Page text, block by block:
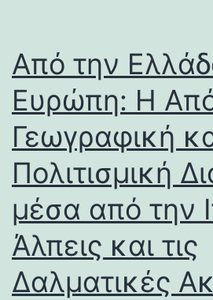
Από την
Ευρώπη: Η
Γεωγραφική
Πολιτισμική
μέσα από την
Άλπεις και τις
Δαλματικές